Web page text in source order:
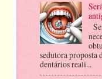
sedutora proposta
dentários reali...